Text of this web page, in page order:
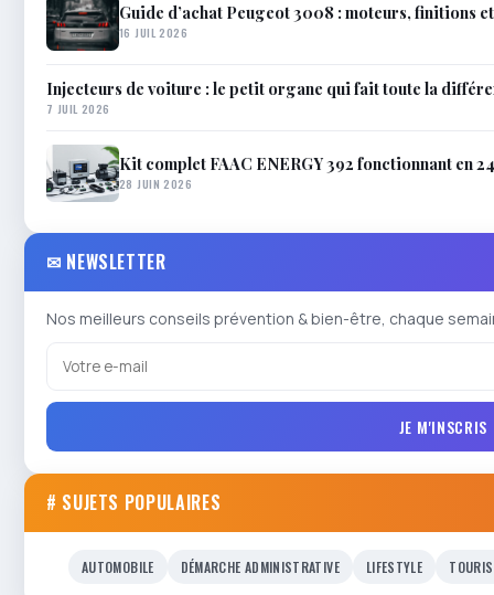
Guide d’achat Peugeot 3008 : moteurs, finitions
16 JUIL 2026
Injecteurs de voiture : le petit organe qui fait toute la
7 JUIL 2026
Kit complet FAAC ENERGY 392 fonctionnant en
28 JUIN 2026
✉ NEWSLETTER
Nos meilleurs conseils prévention & bien-être, chaque
JE M'INSCRIS
# SUJETS POPULAIRES
AUTOMOBILE DÉMARCHE ADMINISTRATIVE LIFESTYLE